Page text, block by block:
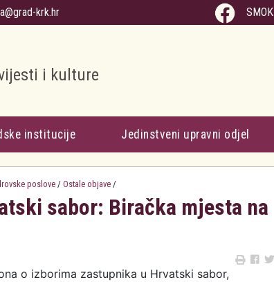
krk.hr SMOK
i kulture
institucije Jedinstveni upravni odjel
poslove / Ostale objave /
sabor: Biračka mjesta na
o izborima zastupnika u Hrvatski sabor,